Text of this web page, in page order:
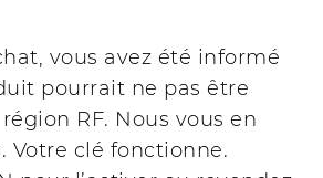
vous avez été informé
pourrait ne pas être
RF. Nous vous en
Votre clé fonctionne.